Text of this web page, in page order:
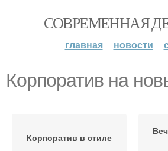
СОВРЕМЕННАЯ
главная новости
Корпоратив на
Корпоратив в стиле